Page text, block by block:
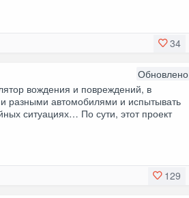
34
Обновлено
вождения и повреждений, в
разными автомобилями и испытывать
ситуациях… По сути, этот проект
129